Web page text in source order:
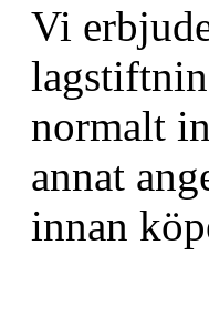
Vi
normalt
annat
innan